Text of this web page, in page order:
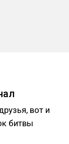
вот и
битвы